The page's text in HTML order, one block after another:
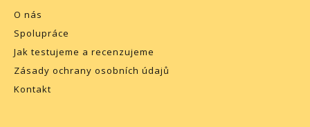
O nás
Spolupráce
Jak testujeme a recenzujeme
Zásady ochrany osobních údajů
Kontakt